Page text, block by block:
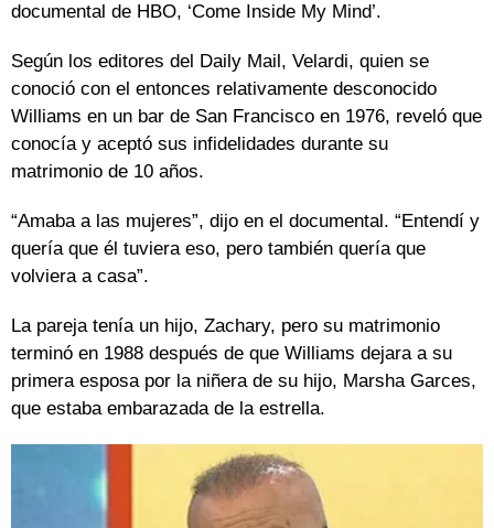
documental de HBO, ‘Come Inside My Mind’.
Según los editores del Daily Mail, Velardi, quien se
conoció con el entonces relativamente desconocido
Williams en un bar de San Francisco en 1976, reveló que
conocía y aceptó sus infidelidades durante su
matrimonio de 10 años.
“Amaba a las mujeres”, dijo en el documental. “Entendí y
quería que él tuviera eso, pero también quería que
volviera a casa”.
La pareja tenía un hijo, Zachary, pero su matrimonio
terminó en 1988 después de que Williams dejara a su
primera esposa por la niñera de su hijo, Marsha Garces,
que estaba embarazada de la estrella.